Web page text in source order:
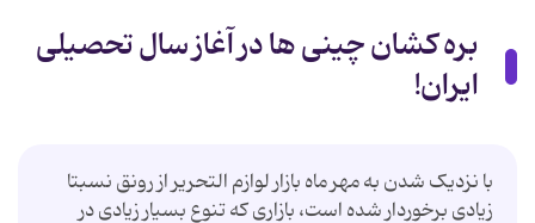
بره کشان چینی ها در آغاز سال تحصیلی
ایران!
با نزدیک شدن به مهر ماه بازار لوازم التحریر از رونق نسبتا
زیادی برخوردار شده است، بازاری که تنوع بسیار زیادی در